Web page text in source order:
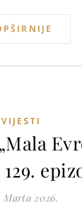
VIJESTI
Marta 2026.